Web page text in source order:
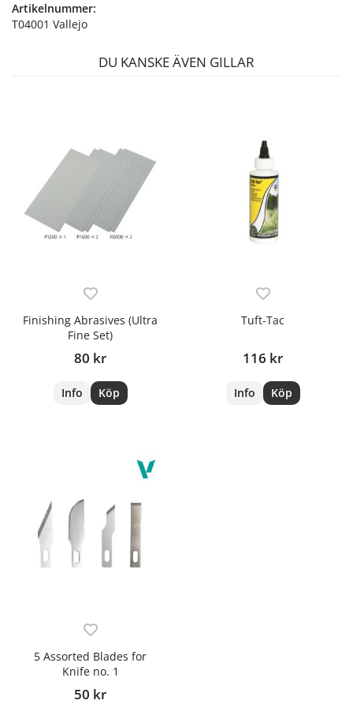
Artikelnummer:
T04001 Vallejo
DU KANSKE ÄVEN GILLAR
Finishing Abrasives (Ultra
Fine Set)
80 kr
Info Köp
Tuft-Tac
116 kr
Info Köp
5 Assorted Blades for
Knife no. 1
50 kr